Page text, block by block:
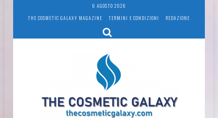
6 AGOSTO 2026
THE COSMETIC GALAXY MAGAZINE
TERMINI E CONDIZIONI REDAZIONE